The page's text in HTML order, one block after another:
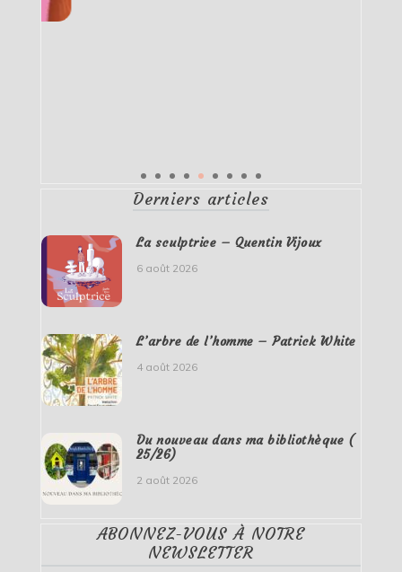
Derniers articles
La sculptrice – Quentin Vijoux
6 août 2026
L’arbre de l’homme – Patrick White
4 août 2026
Du nouveau dans ma bibliothèque (
25/26)
2 août 2026
ABONNEZ-VOUS À NOTRE
NEWSLETTER